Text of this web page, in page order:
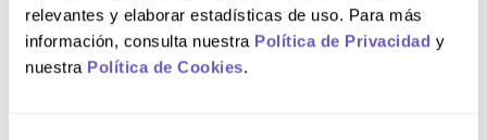
relevantes y elaborar estadísticas de uso. Para más
información, consulta nuestra Política de Privacidad y
nuestra Política de Cookies.
Comentarios